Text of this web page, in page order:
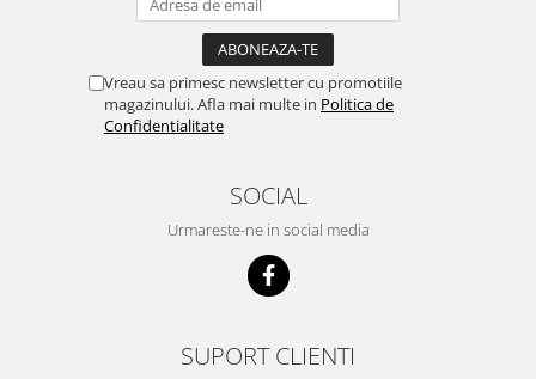
Fungicide
Ingrasamant
Vreau sa primesc newsletter cu promotiile
magazinului. Afla mai multe in Politica de
Confidentialitate
SOCIAL
Urmareste-ne in social media
SUPORT CLIENTI